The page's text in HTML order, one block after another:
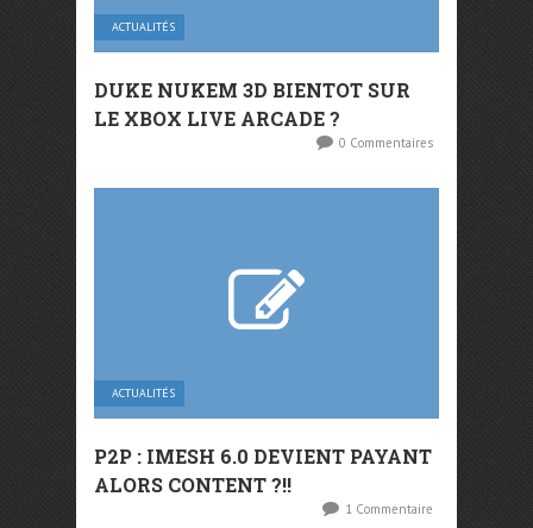
ACTUALITÉS
DUKE NUKEM 3D BIENTOT SUR
LE XBOX LIVE ARCADE ?
0 Commentaires
ACTUALITÉS
P2P : IMESH 6.0 DEVIENT PAYANT
ALORS CONTENT ?!!
1 Commentaire